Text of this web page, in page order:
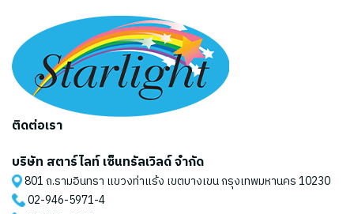
ติดต่อเรา
บริษัท สตาร์ไลท์ เซ็นทรัลเวิลด์ จำกัด
801 ถ.รามอินทรา แขวงท่าแร้ง เขตบางเขน กรุงเทพมหานคร 10230
02-946-5971-4